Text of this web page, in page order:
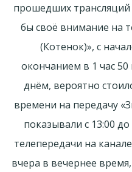
прошедших
бы своё внимание на
(Котенок)», с
окончанием в 1 час
днём, вероятно
времени на передачу
показывали с 13:00
телепередачи на
вчера в вечернее